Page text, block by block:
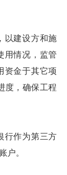
建设方和施
用情况，监管
资金于其它项
度，确保工程
作为第三方
户。